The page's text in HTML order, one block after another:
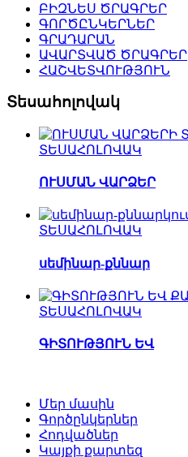
ԲԻԶՆԵՍ ԾՐԱԳՐԵՐ
ԳՈՐԾԸՆԿԵՐՆԵՐ
ԳՐԱԴԱՐԱՆ
ԱՎԱՐՏՎԱԾ ԾՐԱԳՐԵՐ
ՀԱՇՎԵՏՎՈՒԹՅՈՒՆ
Տեսահոլովակ
ՏԵՍԱՀՈԼՈՎԱԿ
ՈՒՍՄԱՆ ՎԱՐՁԵՐ
ՏԵՍԱՀՈԼՈՎԱԿ
սեմինար-քննար
ՏԵՍԱՀՈԼՈՎԱԿ
ԳԻՏՈՒԹՅՈՒՆ ԵՎ
Մեր մասին
Գործընկերներ
Հոդվածներ
Կայքի քարտեզ